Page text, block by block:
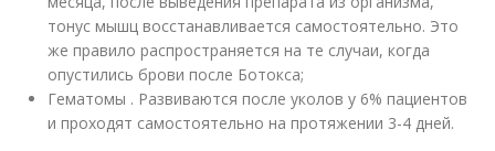
тонус мышц восстанавливается самостоятельно. Это
же правило распространяется на те случаи, когда
опустились брови после Ботокса;
Гематомы . Развиваются после уколов у 6% пациентов
и проходят самостоятельно на протяжении 3-4 дней.